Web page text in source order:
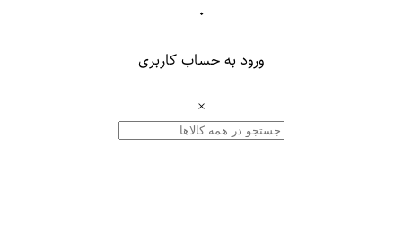
۰
ورود به حساب کاربری
×